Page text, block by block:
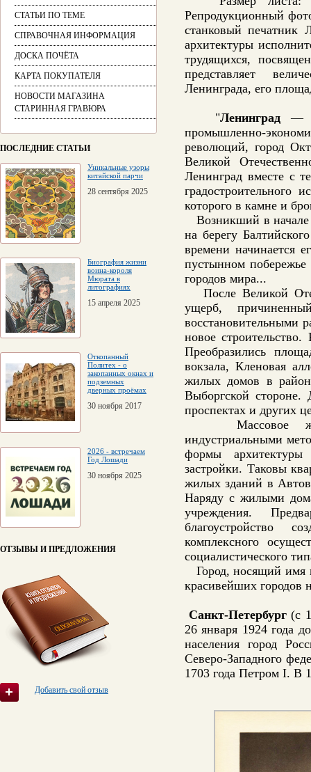
СТАТЬИ ПО ТЕМЕ
СПРАВОЧНАЯ ИНФОРМАЦИЯ
ДОСКА ПОЧЁТА
КАРТА ПОКУПАТЕЛЯ
НОВОСТИ МАГАЗИНА
СТАРИННАЯ ГРАВЮРА
ПОСЛЕДНИЕ СТАТЬИ
Уникальные узоры
китайской парчи
28 сентября 2025
Биография жизни
воина-короля
Мюрата в
литографиях
15 апреля 2025
Откопанный
Политех - о
закопанных окнах и
подземных
дверных проёмах
30 ноября 2017
2026 - встречаем
Год Лошади
30 ноября 2025
ОТЗЫВЫ И ПРЕДЛОЖЕНИЯ
Добавить свой отзыв
Репродукционный
станковый печатник
архитектуры
трудящихся,
представляет
Ленинграда, его
"Ленинград—
промышленно-
революций, город
Великой
Ленинград вместе с
градостроительного
которого в камне и
Возникший в начале
на берегу
времени начинается
пустынном
городов мира...
После Великой
ущерб,
восстановительными
новое
Преобразились
вокзала, Кленовая
жилых домов в
Выборгской стороне.
проспектах и других
Массовое
индустриальными
формы архитектуры
застройки. Таковы
жилых зданий в
Наряду с жилыми
учреждения.
благоустройство
комплексного
социалистического
Город, носящий имя
красивейших городов
Санкт-Петербург (с
26 января 1924 года
населения город
Северо-Западного
1703 года Петром I. В